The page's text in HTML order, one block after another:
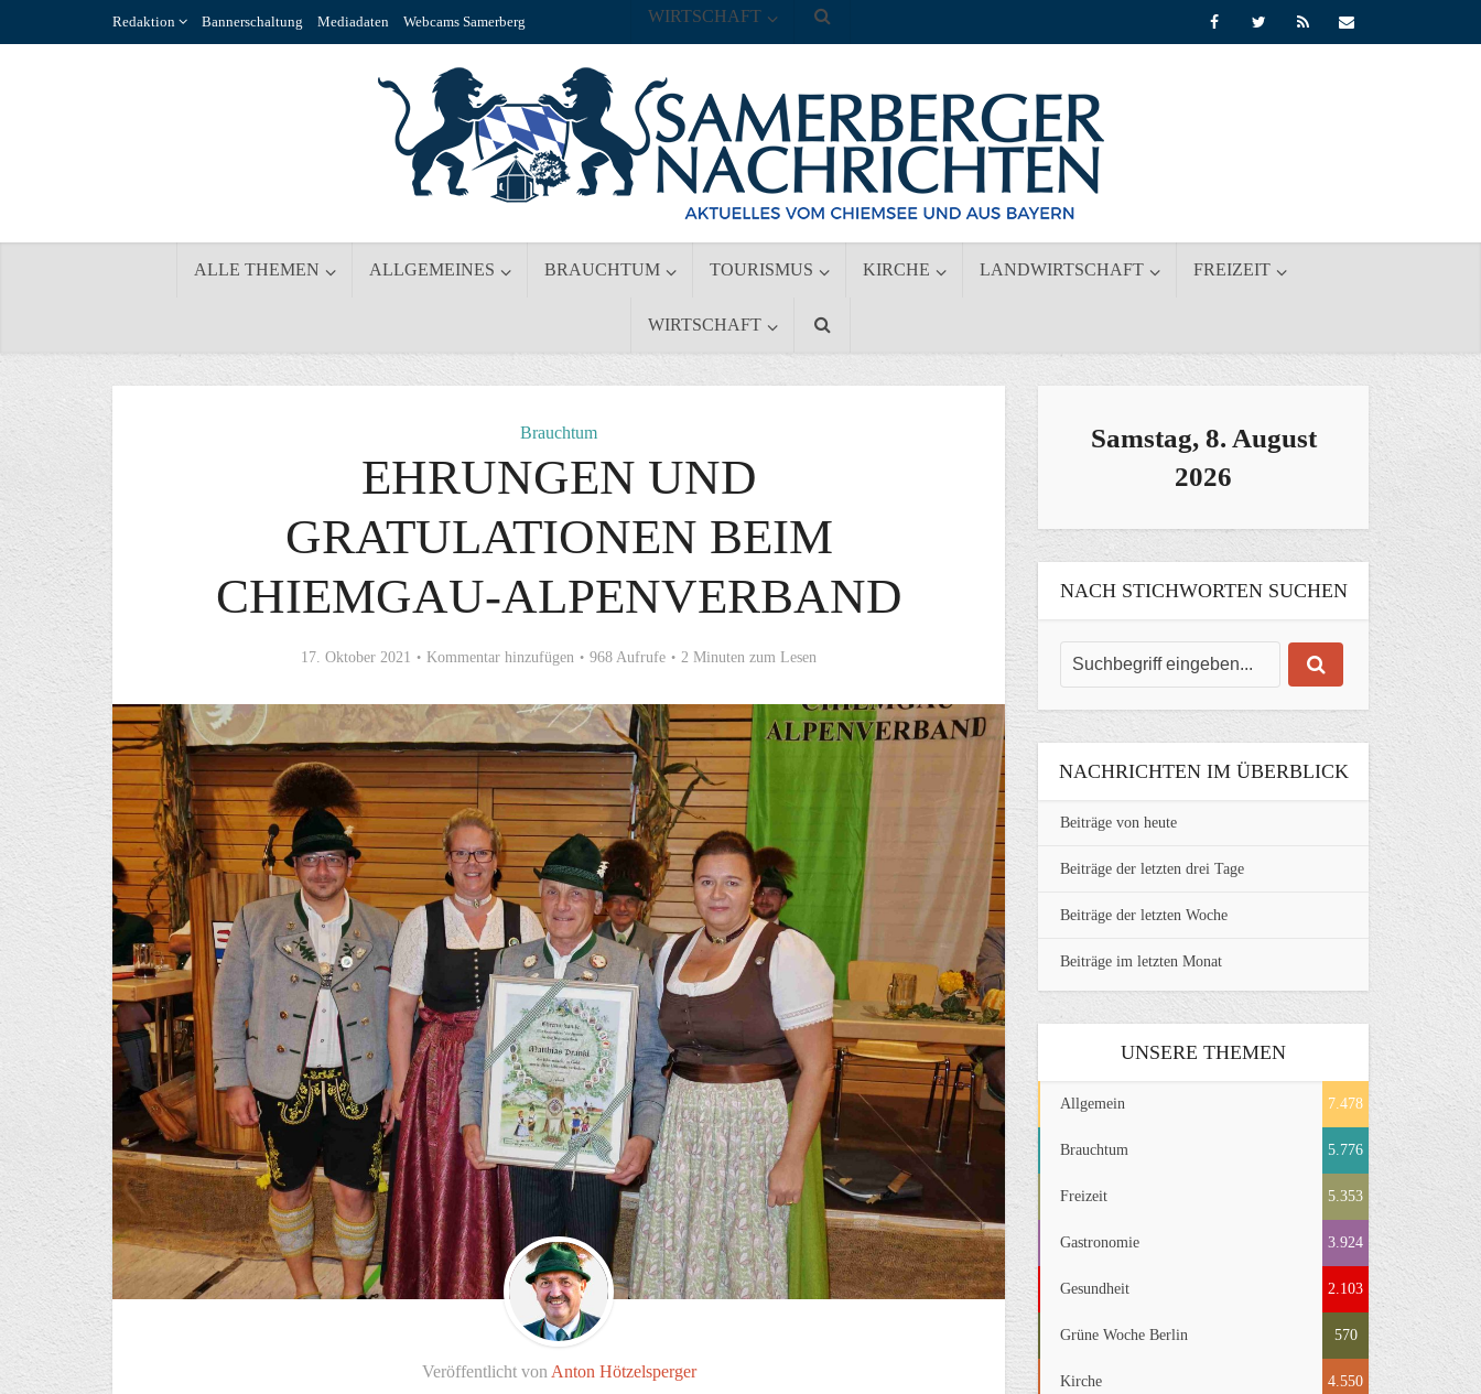
Redaktion Bannerschaltung Mediadaten Webcams Samerberg
ALLE THEMEN ALLGEMEINES BRAUCHTUM TOURISMUS KIRCHE LANDWIRTSCHAFT FREIZEIT
WIRTSCHAFT
WIRTSCHAFT
Brauchtum
EHRUNGEN UND
GRATULATIONEN BEIM
CHIEMGAU-ALPENVERBAND
17. Oktober 2021 Kommentar hinzufügen 968 Aufrufe 2 Minuten zum Lesen
Veröffentlicht von Anton Hötzelsperger
Samstag, 8. August
2026
NACH STICHWORTEN SUCHEN
NACHRICHTEN IM ÜBERBLICK
Beiträge von heute
Beiträge der letzten drei Tage
Beiträge der letzten Woche
Beiträge im letzten Monat
UNSERE THEMEN
Allgemein 7.478
Brauchtum 5.776
Freizeit 5.353
Gastronomie 3.924
Gesundheit 2.103
Grüne Woche Berlin 570
Kirche 4.550